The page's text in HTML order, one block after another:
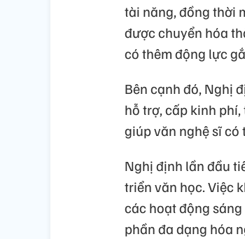
tài năng, đồng thời
được chuyển hóa
có thêm động lực
Bên cạnh đó, Nghị
hỗ trợ, cấp kinh
giúp văn nghệ sĩ có
Nghị định lần đầu
triển văn học. Việc
các hoạt động
phần đa dạng hóa